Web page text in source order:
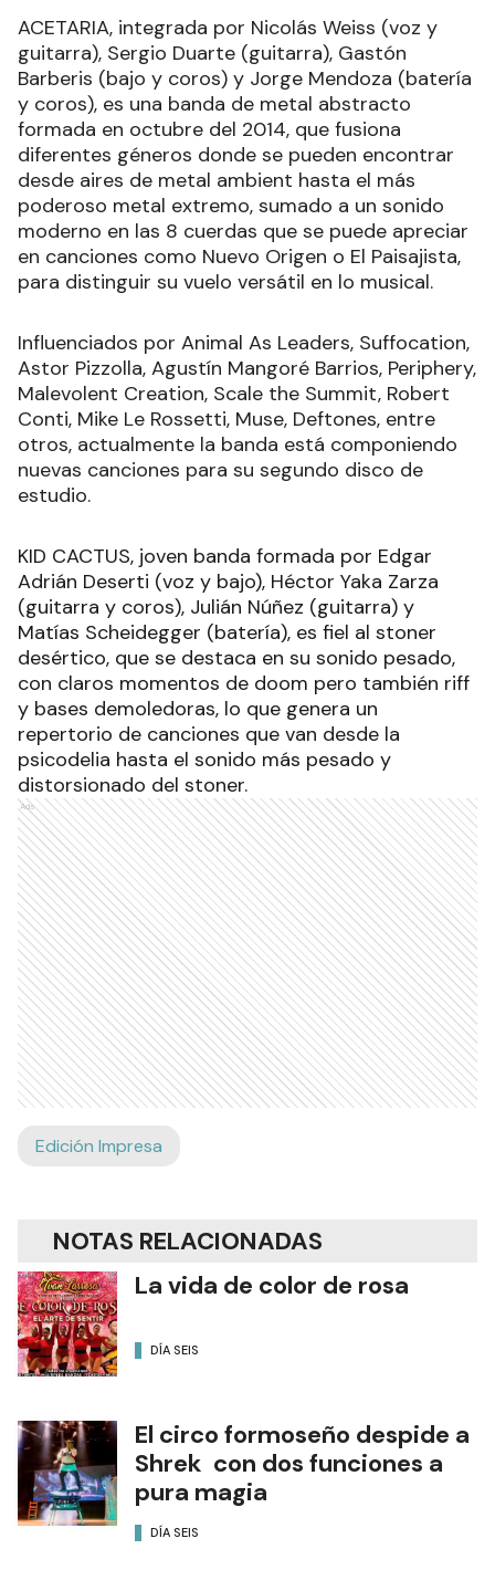
ACETARIA, integrada por Nicolás Weiss (voz y
guitarra), Sergio Duarte (guitarra), Gastón
Barberis (bajo y coros) y Jorge Mendoza (batería
y coros), es una banda de metal abstracto
formada en octubre del 2014, que fusiona
diferentes géneros donde se pueden encontrar
desde aires de metal ambient hasta el más
poderoso metal extremo, sumado a un sonido
moderno en las 8 cuerdas que se puede apreciar
en canciones como Nuevo Origen o El Paisajista,
para distinguir su vuelo versátil en lo musical.
Influenciados por Animal As Leaders, Suffocation,
Astor Pizzolla, Agustín Mangoré Barrios, Periphery,
Malevolent Creation, Scale the Summit, Robert
Conti, Mike Le Rossetti, Muse, Deftones, entre
otros, actualmente la banda está componiendo
nuevas canciones para su segundo disco de
estudio.
KID CACTUS, joven banda formada por Edgar
Adrián Deserti (voz y bajo), Héctor Yaka Zarza
(guitarra y coros), Julián Núñez (guitarra) y
Matías Scheidegger (batería), es fiel al stoner
desértico, que se destaca en su sonido pesado,
con claros momentos de doom pero también riff
y bases demoledoras, lo que genera un
repertorio de canciones que van desde la
psicodelia hasta el sonido más pesado y
distorsionado del stoner.
Ads
Edición Impresa
NOTAS RELACIONADAS
La vida de color de rosa
DÍA SEIS
El circo formoseño despide a
Shrek con dos funciones a
pura magia
DÍA SEIS